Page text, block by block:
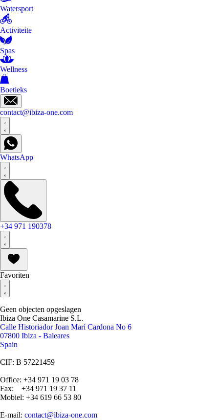
Watersport
Activiteite
Spas
Wellness
Boetieks
contact@ibiza-one.com
WhatsApp
+34 971 190378
Favoriten
Geen objecten opgeslagen
Ibiza One Casamarine S.L.
Calle Historiador Joan Marí Cardona No 6
07800 Ibiza - Baleares
Spain
CIF: B 57221459
Office: +34 971 19 03 78
Fax: +34 971 19 37 11
Mobiel: +34 619 66 53 80
E-mail: contact@ibiza-one.com